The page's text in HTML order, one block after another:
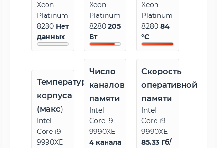
Xeon
Platinum
8280 Нет
данных
Xeon
Platinum
8280205
Вт
Xeon
Platinum
828084
°C
Температура
корпуса
(макс)
Intel
Core i9-
9990XE
Число
каналов
памяти
Intel
Core i9-
9990XE
4 канала
Скорость
оперативной
памяти
Intel
Core i9-
9990XE
85.33 Гб/